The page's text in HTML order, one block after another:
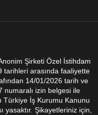
Şirketi Özel İstihdam
arasında faaliyette
14/01/2026 tarih ve
numaralı izin belgesi ile
Türkiye İş Kurumu Kanunu
yasaktır. Şikayetleriniz için,